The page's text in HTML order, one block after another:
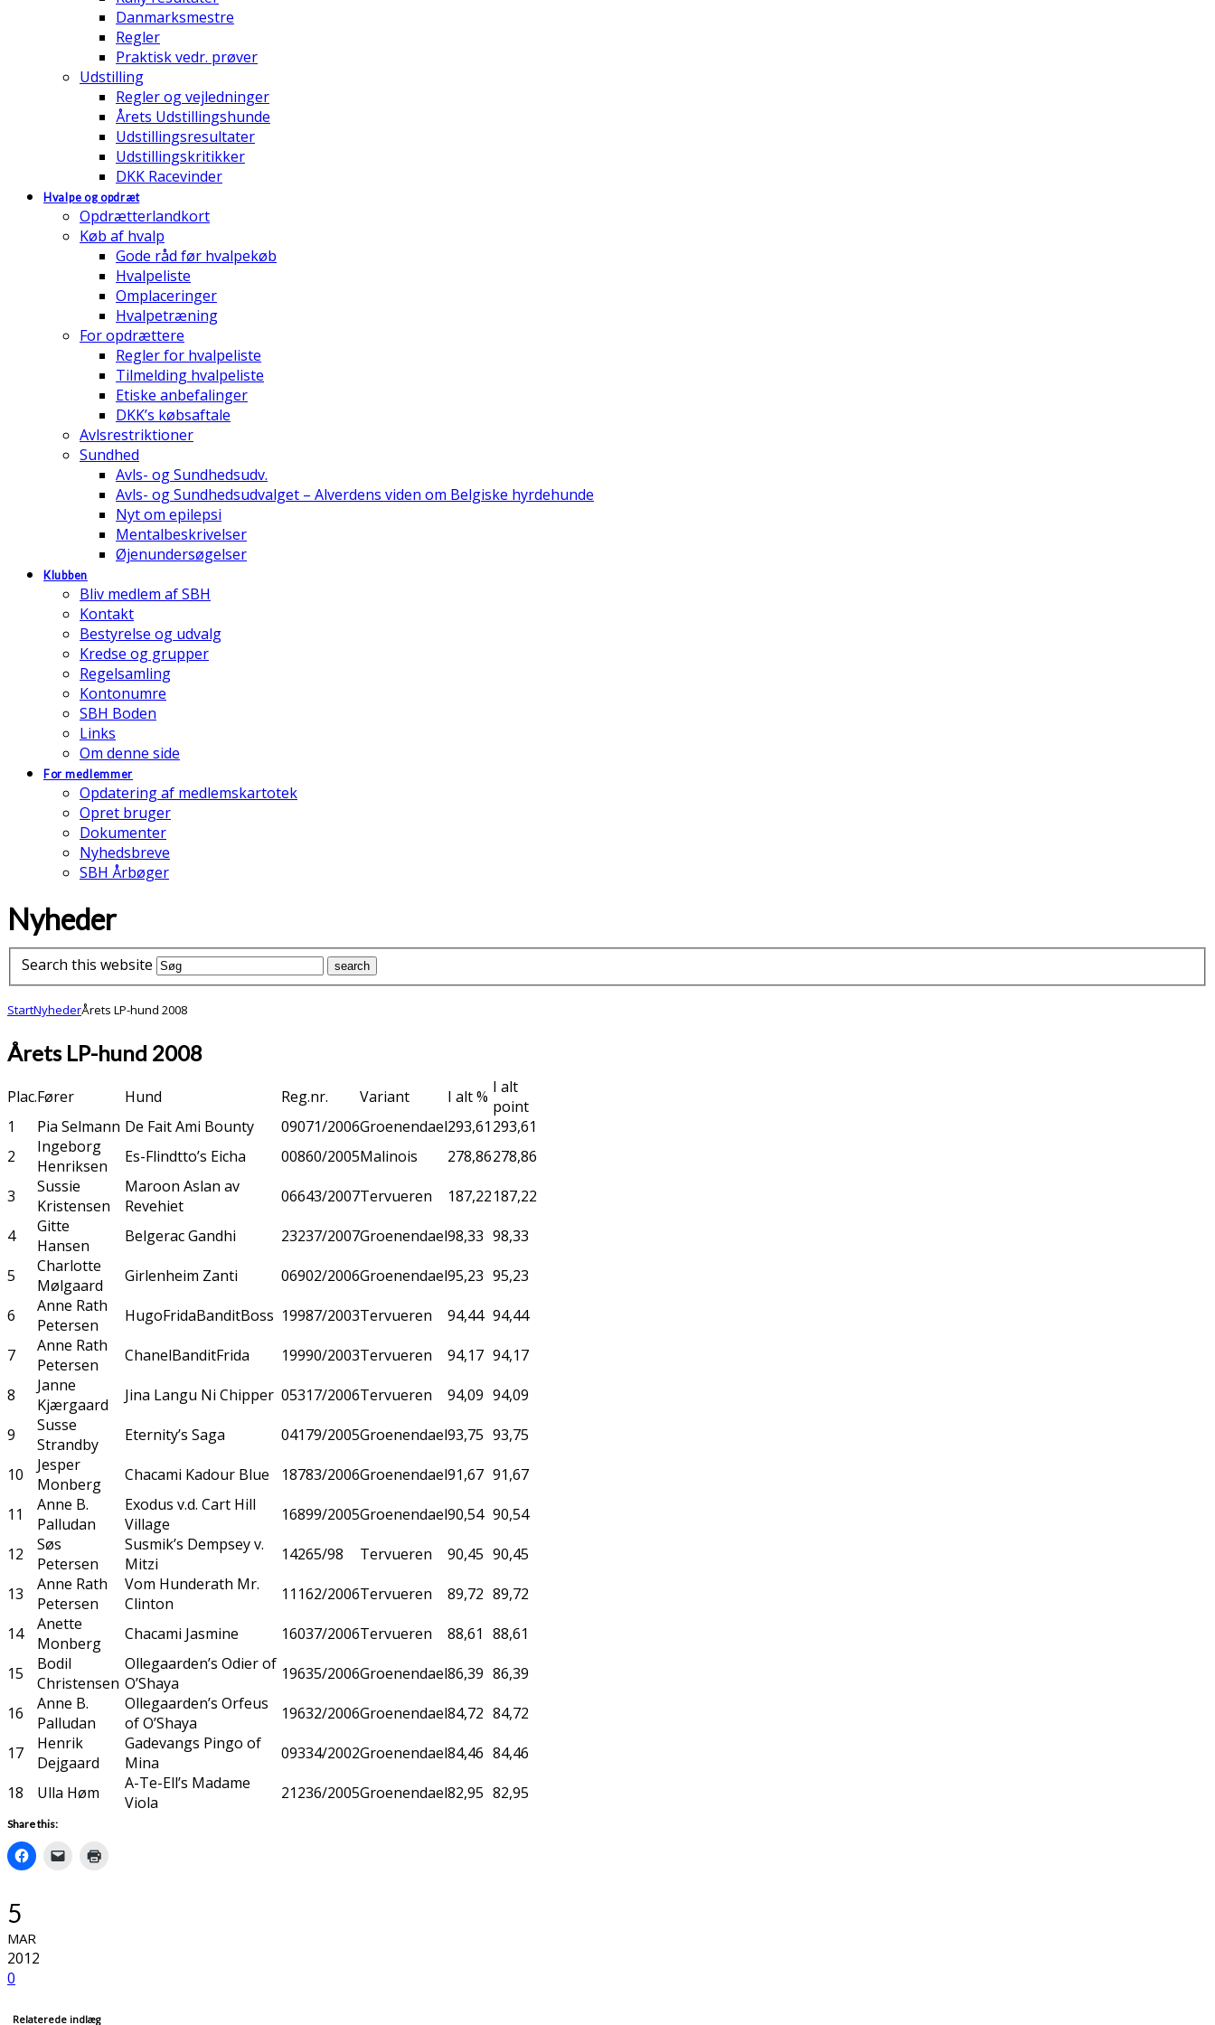
Danmarksmestre
Regler
Praktisk vedr. prøver
Udstilling
Regler og vejledninger
Årets Udstillingshunde
Udstillingsresultater
Udstillingskritikker
DKK Racevinder
Hvalpe og opdræt
Opdrætterlandkort
Køb af hvalp
Gode råd før hvalpekøb
Hvalpeliste
Omplaceringer
Hvalpetræning
For opdrættere
Regler for hvalpeliste
Tilmelding hvalpeliste
Etiske anbefalinger
DKK’s købsaftale
Avlsrestriktioner
Sundhed
Avls- og Sundhedsudv.
Avls- og Sundhedsudvalget – Alverdens viden om Belgiske hyrdehunde
Nyt om epilepsi
Mentalbeskrivelser
Øjenundersøgelser
Klubben
Bliv medlem af SBH
Kontakt
Bestyrelse og udvalg
Kredse og grupper
Regelsamling
Kontonumre
SBH Boden
Links
Om denne side
For medlemmer
Opdatering af medlemskartotek
Opret bruger
Dokumenter
Nyhedsbreve
SBH Årbøger
Nyheder
Search this website
StartNyhederÅrets LP-hund 2008
Årets LP-hund 2008
Plac.Fører Hund Reg.nr. Variant I alt % I alt
point
1
Pia Selmann De Fait Ami Bounty 09071/2006Groenendael293,61 293,61
2
Ingeborg
Henriksen
Es-Flindtto’s Eicha 00860/2005Malinois 278,86278,86
3
Sussie
Kristensen
Maroon Aslan av
Revehiet
06643/2007Tervueren 187,22187,22
4
Gitte
Hansen
Belgerac Gandhi 23237/2007Groenendael98,33 98,33
5
Charlotte
Mølgaard
Girlenheim Zanti 06902/2006Groenendael95,23 95,23
6
Anne Rath
Petersen
HugoFridaBanditBoss 19987/2003Tervueren 94,44 94,44
7
Anne Rath
Petersen
ChanelBanditFrida 19990/2003Tervueren 94,17 94,17
8
Janne
Kjærgaard
Jina Langu Ni Chipper 05317/2006Tervueren 94,09 94,09
9
Susse
Strandby
Eternity’s Saga 04179/2005Groenendael93,75 93,75
10
Jesper
Monberg
Chacami Kadour Blue 18783/2006Groenendael91,67 91,67
11
Anne B.
Palludan
Exodus v.d. Cart Hill
Village
16899/2005Groenendael90,54 90,54
12
Søs
Petersen
Susmik’s Dempsey v.
Mitzi
14265/98 Tervueren 90,45 90,45
13
Anne Rath
Petersen
Vom Hunderath Mr.
Clinton
11162/2006Tervueren 89,72 89,72
14
Anette
Monberg
Chacami Jasmine 16037/2006Tervueren 88,61 88,61
15
Bodil
Christensen
Ollegaarden’s Odier of
O’Shaya
19635/2006Groenendael86,39 86,39
16
Anne B.
Palludan
Ollegaarden’s Orfeus
of O’Shaya
19632/2006Groenendael84,72 84,72
17
Henrik
Dejgaard
Gadevangs Pingo of
Mina
09334/2002Groenendael84,46 84,46
18
Ulla Høm
A-Te-Ell’s Madame
Viola
21236/2005Groenendael82,95 82,95
Share this:
5
MAR
2012
0
Relaterede indlæg